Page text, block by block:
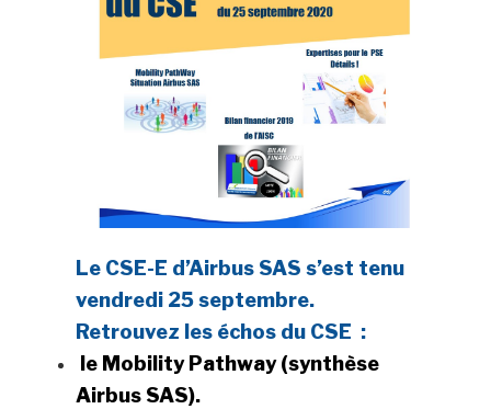
Le CSE-E d’Airbus SAS s’est tenu
vendredi 25 septembre.
Retrouvez les échos du CSE :
le Mobility Pathway (synthèse
Airbus SAS).